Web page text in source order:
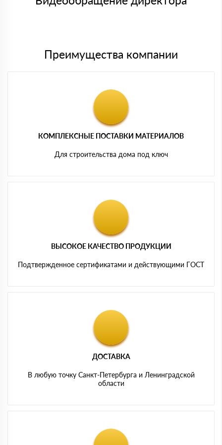
Преимущества компании
КОМПЛЕКСНЫЕ ПОСТАВКИ МАТЕРИАЛОВ
Для строительства дома под ключ
ВЫСОКОЕ КАЧЕСТВО ПРОДУКЦИИ
Подтвержденное сертификатами и действующими ГОСТ
ДОСТАВКА
В любую точку Санкт-Петербурга и Ленинградской
области